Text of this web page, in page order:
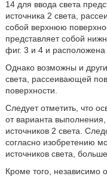
14 для ввода света
источника 2 света,
собой верхнюю
представляет собой
фиг. 3 и 4 и
Однако возможны и
света, рассеивающей
поверхности.
Следует отметить, что
от варианта
источников 2 света.
согласно изобретению
источников света,
Кроме того, независимо